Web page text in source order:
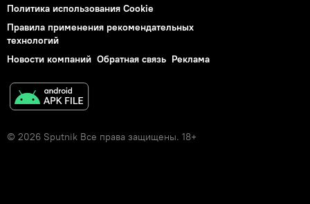
Политика использования Cookie
Правила применения рекомендательных
технологий
Новости компаний Обратная связь Реклама
© 2026 Sputnik Все права защищены. 18+